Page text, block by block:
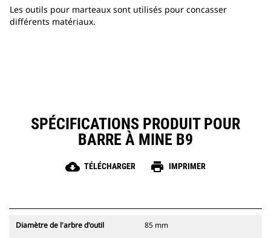
Les outils pour marteaux sont utilisés pour concasser
différents matériaux.
SPÉCIFICATIONS PRODUIT POUR
BARRE À MINE B9
cloud_download TÉLÉCHARGER print IMPRIMER
Diamètre de l'arbre d'outil 85 mm